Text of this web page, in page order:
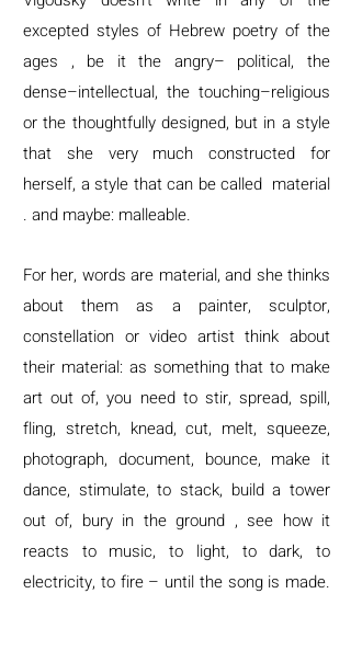
excepted styles of Hebrew poetry of the
ages , be it the angry– political, the
dense–intellectual, the touching–religious
or the thoughtfully designed, but in a style
that she very much constructed for
herself, a style that can be called material
. and maybe: malleable.
For her, words are material, and she thinks
about them as a painter, sculptor,
constellation or video artist think about
their material: as something that to make
art out of, you need to stir, spread, spill,
fling, stretch, knead, cut, melt, squeeze,
photograph, document, bounce, make it
dance, stimulate, to stack, build a tower
out of, bury in the ground , see how it
reacts to music, to light, to dark, to
electricity, to fire – until the song is made.